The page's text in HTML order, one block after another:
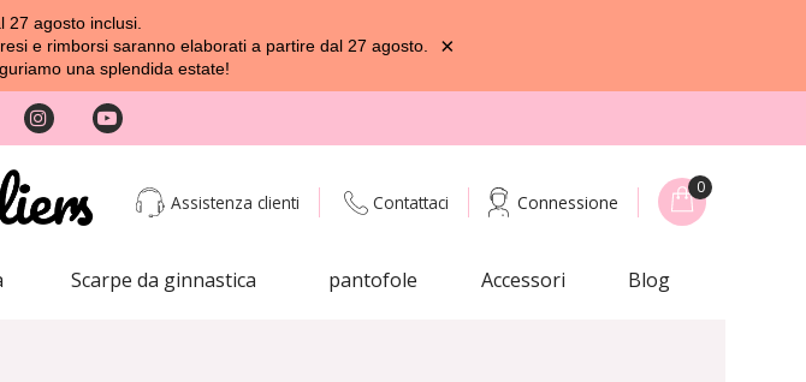
agosto inclusi.
e rimborsi saranno elaborati a partire dal 27 agosto.
una splendida estate!
×
Assistenza clienti Contattaci Connessione
0
Scarpe da ginnastica pantofole Accessori Blog